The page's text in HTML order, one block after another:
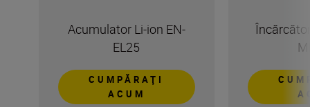
Acumulator Li-ion EN-
EL25
CUMPĂRAŢI
ACUM